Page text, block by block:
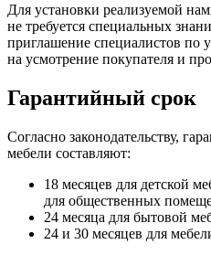
Для установки реализуемой
не требуется специальных
приглашение специалистов по
на усмотрение покупателя и
Гарантийный срок
Согласно законодательству,
мебели составляют:
18 месяцев для детской
для общественных
24 месяца для бытовой
24 и 30 месяцев для